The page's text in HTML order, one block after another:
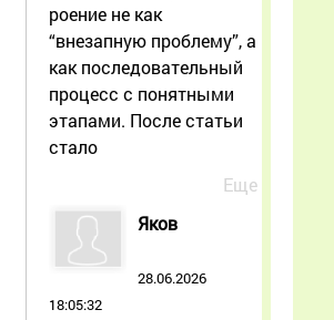
роение не как
“внезапную проблему”, а
как последовательный
процесс с понятными
этапами. После статьи
стало
Еще
Яков
28.06.2026
18:05:32